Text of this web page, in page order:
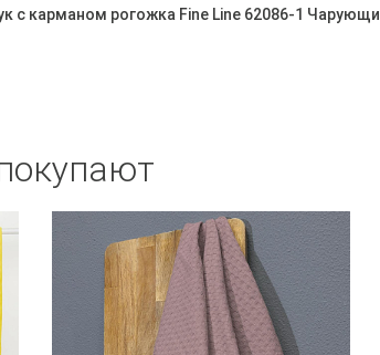
с карманом рогожка Fine Line 62086-1